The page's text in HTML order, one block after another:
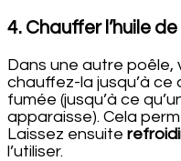
4. Chauffer l’huile
Dans une autre poêle,
chauffez-la jusqu’à ce
fumée (jusqu’à ce
apparaisse). Cela
Laissez ensuite
l’utiliser.